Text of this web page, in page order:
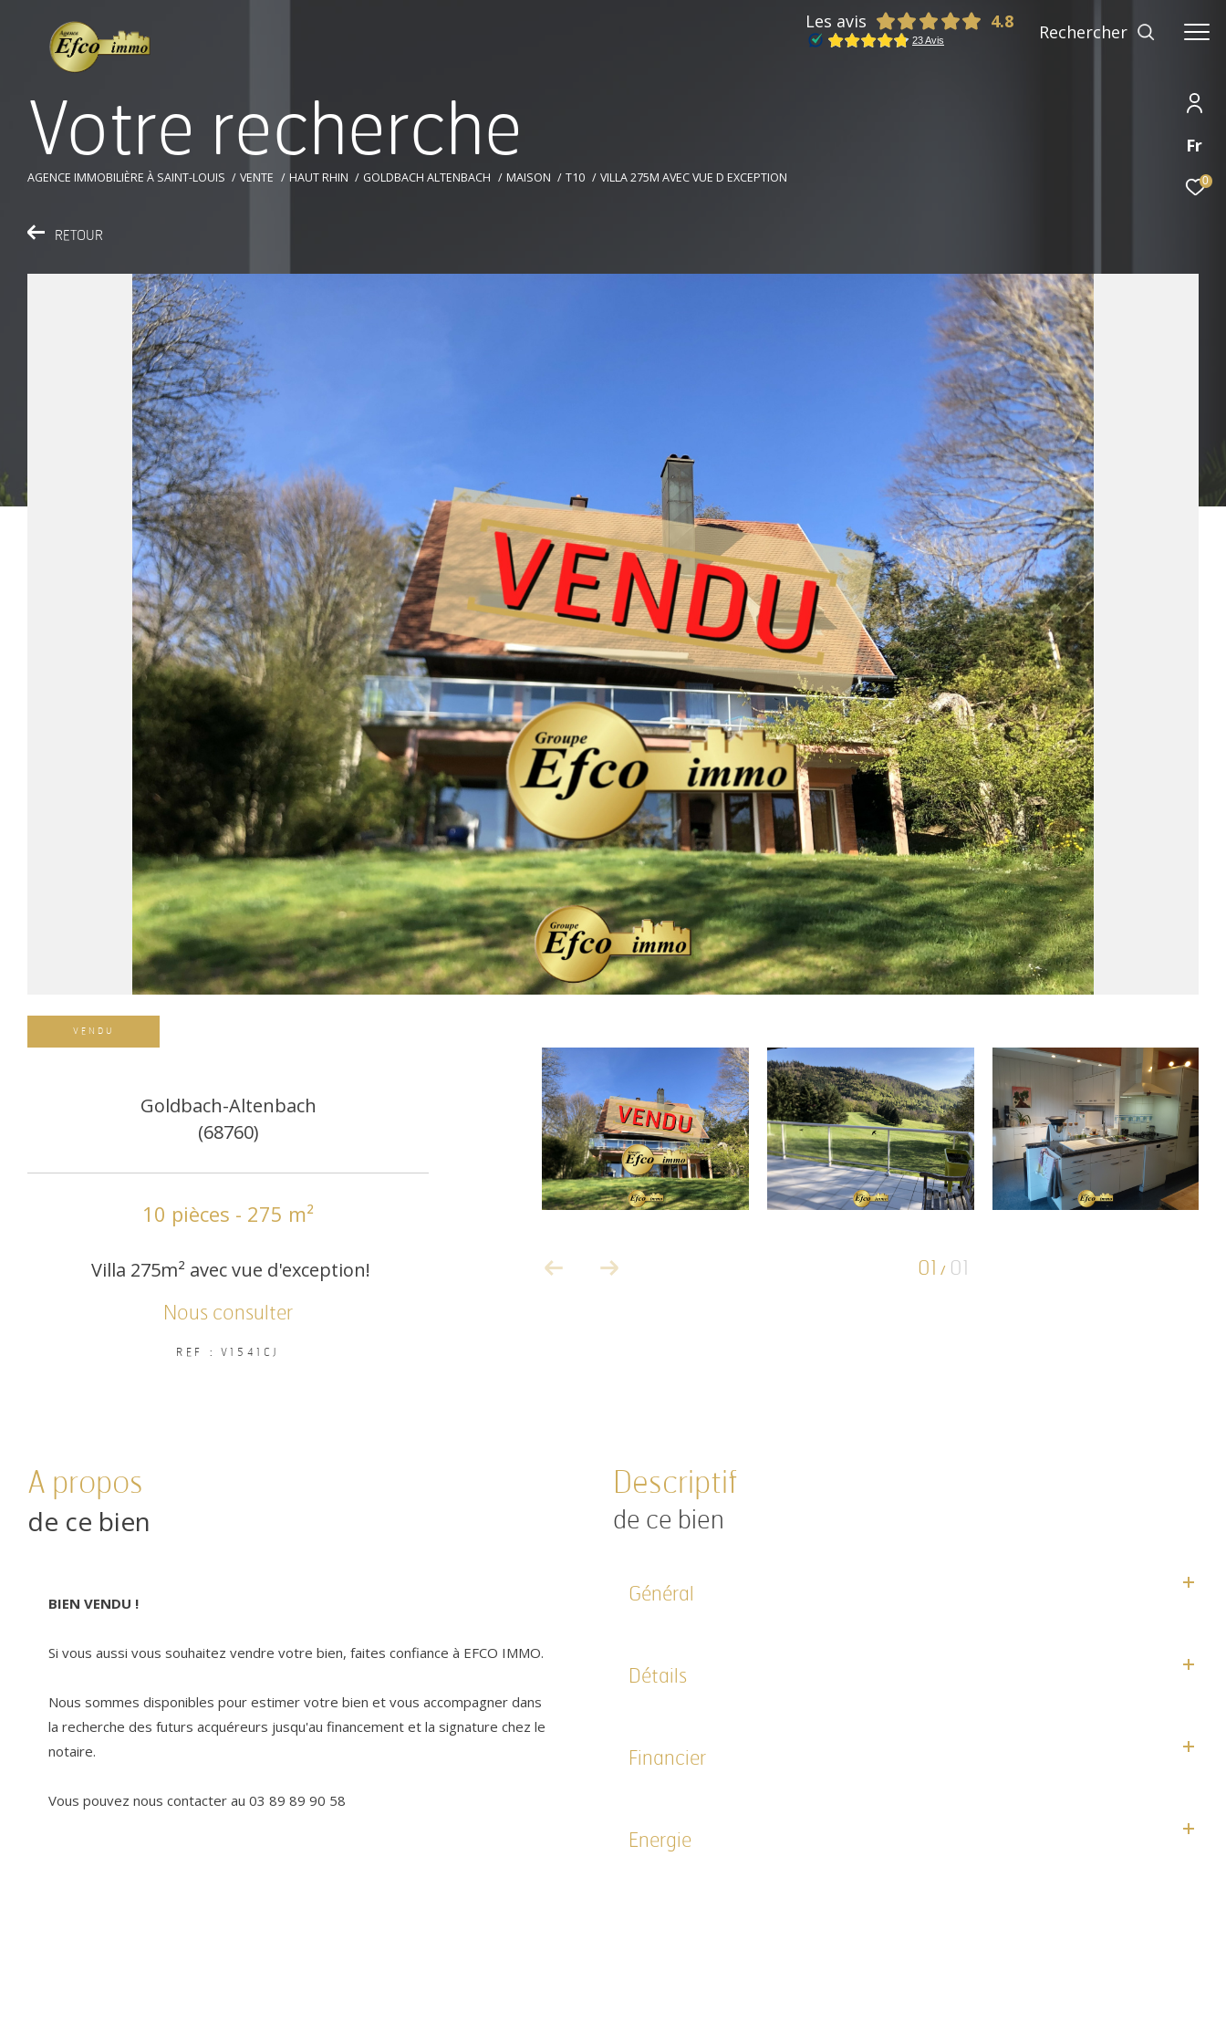
Fr
0
Les avis Rechercher
Votre recherche
AGENCE IMMOBILIÈRE À SAINT-LOUIS VENTE HAUT RHIN GOLDBACH ALTENBACH MAISON T10 VILLA 275M AVEC VUE D EXCEPTION
RETOUR
VENDU
01 / 01
Goldbach-Altenbach
(68760)
10 pièces - 275 m²
Villa 275m² avec vue d'exception!
Nous consulter
REF : V1541CJ
a propos
de ce bien
BIEN VENDU !
Si vous aussi vous souhaitez vendre votre bien, faites confiance à EFCO IMMO.
Nous sommes disponibles pour estimer votre bien et vous accompagner dans
la recherche des futurs acquéreurs jusqu'au financement et la signature chez le
notaire.
Vous pouvez nous contacter au 03 89 89 90 58
descriptif
de ce bien
Général
Détails
Financier
Energie